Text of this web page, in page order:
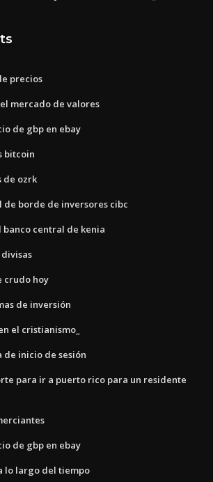
precios
mercado de valores
de gbp en ebay
bitcoin
de ozrk
de borde de inversores cibc
banco central de kenia
crudo hoy
de inversión
el cristianismo_
inicio de sesión
para ir a puerto rico para un residente
de gbp en ebay
lo largo del tiempo